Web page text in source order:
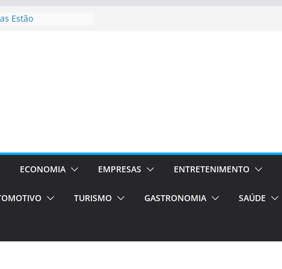
Estão
em Porto
de transfer,
de alto padrão
bolsas –
para o segundo
únicas e
de volta!
ECONOMIA EMPRESAS ENTRETENIMENTO
TURISMO GASTRONOMIA SAÚDE